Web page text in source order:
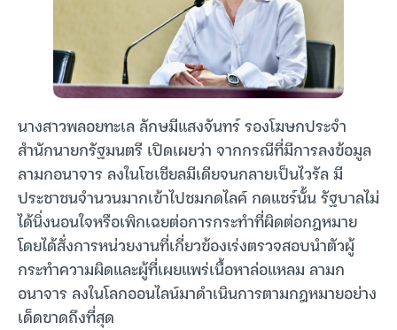
นางสาวพลอยทะเล ลักษมีแสงจันทร์ รองโฆษกประจำ
สำนักนายกรัฐมนตรี เปิดเผยว่า จากกรณีที่มีการลงข้อมูล
ลามกอนาจาร ลงในโซเชียลมีเดียจนกลายเป็นไวรัล มี
ประชาชนจำนวนมากเข้าไปชมกดไลค์ กดแชร์นั้น รัฐบาลไม่
ได้นิ่งนอนใจหรือเพิกเฉยต่อการกระทำที่ผิดต่อกฎหมาย
โดยได้สั่งการหน่วยงานที่เกี่ยวข้องเร่งตรวจสอบนำตัวผู้
กระทำความผิดและผู้ที่เผยแพร่เนื้อหาล่อแหลม ลามก
อนาจาร ลงในโลกออนไลน์มาดำเนินการตามกฎหมายอย่าง
เด็ดขาดถึงที่สุด